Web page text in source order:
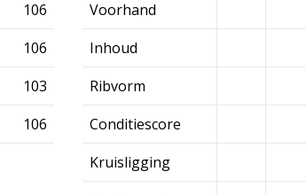
106
106
103
106
Voorhand
Inhoud
Ribvorm
Conditiescore
Kruisligging